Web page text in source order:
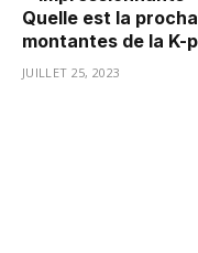
Quelle est la
montantes de la K-
JUILLET 25, 2023